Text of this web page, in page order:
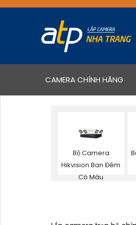
CAMERA CHÍNH HÃNG
Bộ Camera
Hikvision Ban Đêm
Có Màu